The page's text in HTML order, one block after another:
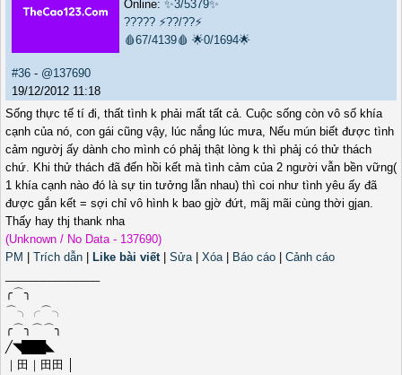
Online: ✨3/5379✨
????? ⚡??/??⚡
🩸67/4139🩸 🌟0/1694🌟
#36 - @137690
19/12/2012 11:18
Sống thực tế tí đi, thất tình k phải mất tất cả. Cuộc sống còn vô số khía
cạnh của nó, con gái cũng vậy, lúc nắng lúc mưa, Nếu mún biết được tình
cảm ngườj ấy dành cho mình có phảj thật lòng k thì phảj có thử thách
chứ. Khi thử thách đã đến hồi kết mà tình cảm của 2 người vẫn bền vững(
1 khía cạnh nào đó là sự tin tưởng lẫn nhau) thì coi như tình yêu ấy đã
được gắn kết = sợi chỉ vô hình k bao gjờ đứt, mãj mãi cùng thời gjan.
Thấy hay thj thank nha
(Unknown / No Data - 137690)
PM
Trích dẫn Like bài viết| Sửa| Xóa| Báo cáo
Cảnh cáo
╭⌒╮
⌒╮╭⌒╮
╭⌒╮⌒⌒╮
╱◥███◣
｜田｜田田 │